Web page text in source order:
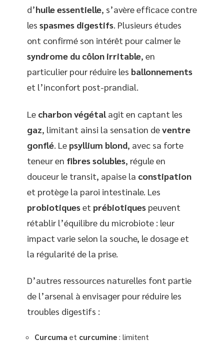
d’huile essentielle, s’avère efficace contre
les spasmes digestifs. Plusieurs études
ont confirmé son intérêt pour calmer le
syndrome du côlon irritable, en
particulier pour réduire les ballonnements
et l’inconfort post-prandial.
Le charbon végétal agit en captant les
gaz, limitant ainsi la sensation deventre
gonflé . Le psyllium blond, avec sa forte
teneur en fibres solubles, régule en
douceur le transit, apaise la constipation
et protège la paroi intestinale. Les
probiotiqueset prébiotiques peuvent
rétablir l’équilibre du microbiote : leur
impact varie selon la souche, le dosage et
la régularité de la prise.
D’autres ressources naturelles font partie
de l’arsenal à envisager pour réduire les
troubles digestifs :
Curcuma et curcumine : limitent